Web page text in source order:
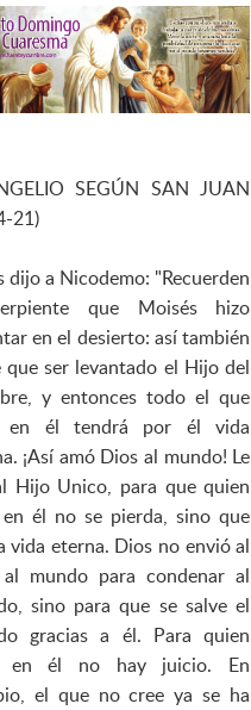
SEGÚN SAN JUAN
21)
dijo a Nicodemo: "Recuerden
que Moisés hizo
en el desierto: así también
que ser levantado el Hijo del
y entonces todo el que
en él tendrá por él vida
¡Así amó Dios al mundo! Le
Hijo Unico, para que quien
él no se pierda, sino que
vida eterna. Dios no envió al
mundo para condenar al
sino para que se salve el
gracias a él. Para quien
en él no hay juicio. En
el que no cree ya se ha